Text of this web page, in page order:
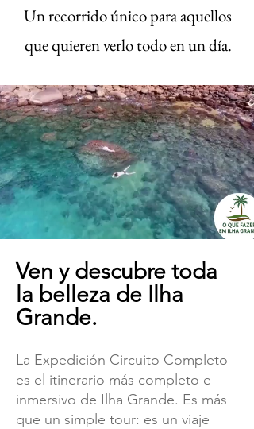
Un recorrido único para aquellos
que quieren verlo todo en un día.
Ven y descubre toda
la belleza de Ilha
Grande.
La Expedición Circuito Completo
es el itinerario más completo e
inmersivo de Ilha Grande. Es más
que un simple tour: es un viaje